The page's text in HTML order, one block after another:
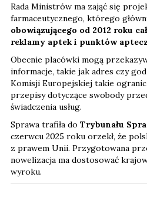
Rada Ministrów ma zająć się
farmaceutycznego, którego
obowiązującego od 2012 roku
reklamy aptek i punktów
Obecnie placówki mogą
informacje, takie jak adres czy
Komisji Europejskiej takie
przepisy dotyczące swobody
świadczenia usług.
Sprawa trafiła do Trybunału
czerwcu 2025 roku orzekł, że
z prawem Unii. Przygotowana
nowelizacja ma dostosować
wyroku.